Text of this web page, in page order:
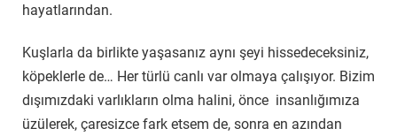
hayatlarından.
Kuşlarla da birlikte yaşasanız aynı şeyi hissedeceksiniz,
köpeklerle de… Her türlü canlı var olmaya çalışıyor. Bizim
dışımızdaki varlıkların olma halini, önce insanlığımıza
üzülerek, çaresizce fark etsem de, sonra en azından